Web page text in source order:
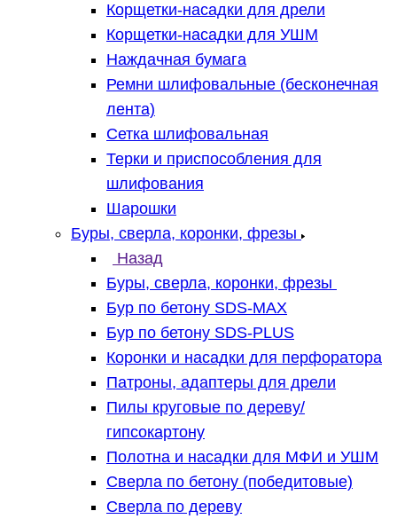
Корщетки-насадки для дрели
Корщетки-насадки для УШМ
Наждачная бумага
Ремни шлифовальные (бесконечная
лента)
Сетка шлифовальная
Терки и приспособления для
шлифования
Шарошки
Буры, сверла, коронки, фрезы
Назад
Буры, сверла, коронки, фрезы
Бур по бетону SDS-MAX
Бур по бетону SDS-PLUS
Коронки и насадки для перфоратора
Патроны, адаптеры для дрели
Пилы круговые по дереву/
гипсокартону
Полотна и насадки для МФИ и УШМ
Сверла по бетону (победитовые)
Сверла по дереву